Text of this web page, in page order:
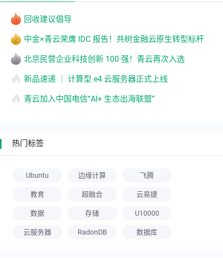
回收建议倡导
中金×青云荣膺 IDC 报告！共树金融云原生转型标杆
北京民营企业科技创新 100 强！青云再次入选
新品速递 ｜ 计算型 e4 云服务器正式上线
青云加入中国电信“AI+ 生态出海联盟”
热门标签
Ubuntu 边缘计算 飞腾
教育 超融合 云易捷
数据 存储 U10000
云服务器 RadonDB 数据库